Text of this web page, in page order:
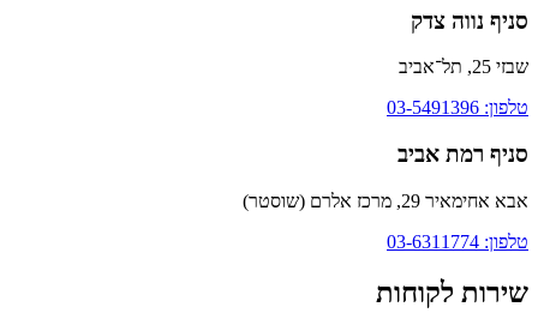
סניף נווה צדק
שבזי 25, תל־אביב
טלפון: 03-5491396
סניף רמת אביב
אבא אחימאיר 29, מרכז אלרם (שוסטר)
טלפון: 03-6311774
שירות לקוחות